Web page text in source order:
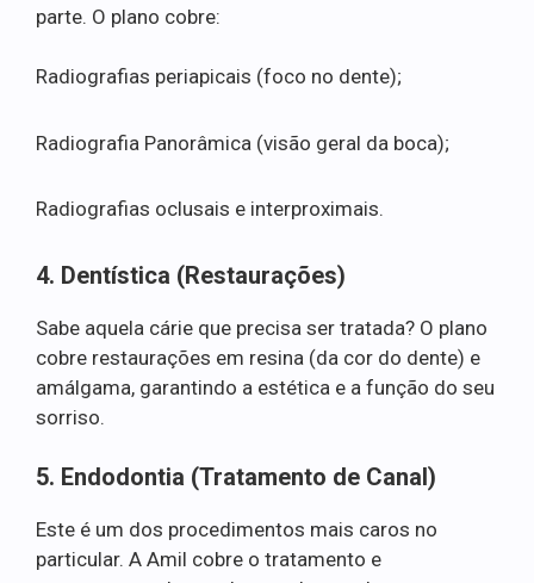
parte. O plano cobre:
Radiografias periapicais (foco no dente);
Radiografia Panorâmica (visão geral da boca);
Radiografias oclusais e interproximais.
4. Dentística (Restaurações)
Sabe aquela cárie que precisa ser tratada? O plano
cobre restaurações em resina (da cor do dente) e
amálgama, garantindo a estética e a função do seu
sorriso.
5. Endodontia (Tratamento de Canal)
Este é um dos procedimentos mais caros no
particular. A Amil cobre o tratamento e